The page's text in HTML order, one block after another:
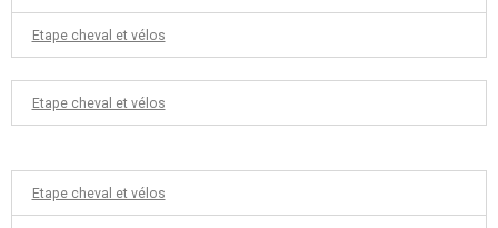
Etape cheval et vélos
Etape cheval et vélos
Etape cheval et vélos